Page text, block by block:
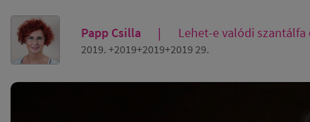
Papp Csilla Lehet-e valódi
2019. +2019+2019+2019 29.